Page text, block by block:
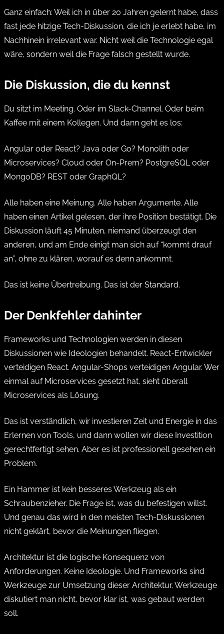
Ganz einfach: Weil ich in über 20 Jahren gelernt habe, dass
fast jede hitzige Tech-Diskussion, die ich je erlebt habe, im
Nachhinein irrelevant war. Nicht weil die Technologie egal
wäre, sondern weil die Frage falsch gestellt wurde.
Die Diskussion, die du kennst
Du sitzt im Meeting. Oder im Slack-Channel. Oder beim
Kaffee mit einem Kollegen. Und dann geht es los:
Angular oder React? Java oder Go? Monolith oder
Microservices? Cloud oder On-Prem? PostgreSQL oder
MongoDB? REST oder GraphQL?
Alle haben eine Meinung. Alle haben Argumente. Alle
haben einen Artikel gelesen, der ihre Position bestätigt. Die
Diskussion läuft 45 Minuten, niemand überzeugt den
anderen, und am Ende einigt man sich auf “kommt drauf
an”, ohne zu klären, worauf es denn ankommt.
Das ist keine Übertreibung. Das ist der Standard.
Der Denkfehler dahinter
Frameworks und Technologien werden in diesen
Diskussionen wie Ideologien behandelt. React-Entwickler
verteidigen React. Angular-Shops verteidigen Angular. Wer
einmal auf Microservices gesetzt hat, sieht überall
Microservices als Lösung.
Das ist verständlich, wir investieren Zeit und Energie in das
Erlernen von Tools, und dann wollen wir diese Investition
gerechtfertigt sehen. Aber es ist professionell gesehen ein
Problem.
Ein Hammer ist kein besseres Werkzeug als ein
Schraubenzieher. Die Frage ist, was du befestigen willst.
Und genau das wird in den meisten Tech-Diskussionen
nicht geklärt, bevor die Meinungen fliegen.
Architektur ist die logische Konsequenz von
Anforderungen. Keine Ideologie. Und Frameworks sind
Werkzeuge zur Umsetzung dieser Architektur. Werkzeuge
diskutiert man nicht, bevor klar ist, was gebaut werden
soll.